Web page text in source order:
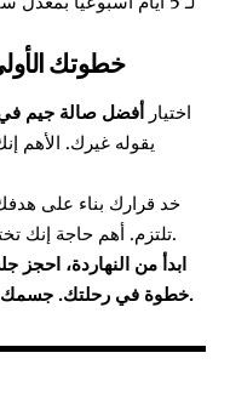
خطوتك
اختيار أفضل صالة جيم
يقوله غيرك. الأهم
خد قرارك بناء على
تلتزم. أهم حاجة إنك تختار مكان بيخليك متحمس تروحه كل يوم.
ابدأ من النهاردة،
خطوة في رحلتك. جسمك هيشكرك بعد 3 شهور، وعقلك قبل كده.